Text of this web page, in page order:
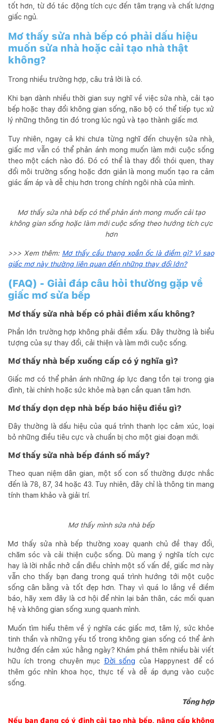
tốt hơn, từ đó tác động tích cực đến tâm trạng và chất lượng
giấc ngủ.
Mơ thấy sửa nhà bếp có phải dấu hiệu
muốn sửa nhà hoặc cải tạo nhà thật
không?
Trong nhiều trường hợp, câu trả lời là có.
Khi bạn dành nhiều thời gian suy nghĩ về việc sửa nhà, cải tạo
bếp hoặc thay đổi không gian sống, não bộ có thể tiếp tục xử
lý những thông tin đó trong lúc ngủ và tạo thành giấc mơ.
Tuy nhiên, ngay cả khi chưa từng nghĩ đến chuyện sửa nhà,
giấc mơ vẫn có thể phản ánh mong muốn làm mới cuộc sống
theo một cách nào đó. Đó có thể là thay đổi thói quen, thay
đổi môi trường sống hoặc đơn giản là mong muốn tạo ra cảm
giác ấm áp và dễ chịu hơn trong chính ngôi nhà của mình.
Mơ thấy sửa nhà bếp có thể phản ánh mong muốn cải tạo
không gian sống hoặc làm mới cuộc sống theo hướng tích cực
hơn
>>> Xem thêm: Mơ thấy cầu thang xoắn ốc là điềm gì? Vì sao
giấc mơ này thường liên quan đến những thay đổi lớn?
(FAQ) - Giải đáp câu hỏi thường gặp về
giấc mơ sửa bếp
Mơ thấy sửa nhà bếp có phải điềm xấu không?
Phần lớn trường hợp không phải điềm xấu. Đây thường là biểu
tượng của sự thay đổi, cải thiện và làm mới cuộc sống.
Mơ thấy nhà bếp xuống cấp có ý nghĩa gì?
Giấc mơ có thể phản ánh những áp lực đang tồn tại trong gia
đình, tài chính hoặc sức khỏe mà bạn cần quan tâm hơn.
Mơ thấy dọn dẹp nhà bếp báo hiệu điều gì?
Đây thường là dấu hiệu của quá trình thanh lọc cảm xúc, loại
bỏ những điều tiêu cực và chuẩn bị cho một giai đoạn mới.
Mơ thấy sửa nhà bếp đánh số mấy?
Theo quan niệm dân gian, một số con số thường được nhắc
đến là 78, 87, 34 hoặc 43. Tuy nhiên, đây chỉ là thông tin mang
tính tham khảo và giải trí.
Mơ thấy mình sửa nhà bếp
Mơ thấy sửa nhà bếp thường xoay quanh chủ đề thay đổi,
chăm sóc và cải thiện cuộc sống. Dù mang ý nghĩa tích cực
hay là lời nhắc nhở cần điều chỉnh một số vấn đề, giấc mơ này
vẫn cho thấy bạn đang trong quá trình hướng tới một cuộc
sống cân bằng và tốt đẹp hơn. Thay vì quá lo lắng về điềm
báo, hãy xem đây là cơ hội để nhìn lại bản thân, các mối quan
hệ và không gian sống xung quanh mình.
Muốn tìm hiểu thêm về ý nghĩa các giấc mơ, tâm lý, sức khỏe
tinh thần và những yếu tố trong không gian sống có thể ảnh
hưởng đến cảm xúc hằng ngày? Khám phá thêm nhiều bài viết
hữu ích trong chuyên mục Đời sống của Happynest để có
thêm góc nhìn khoa học, thực tế và dễ áp dụng vào cuộc
sống.
Tổng hợp
Nếu bạn đang có ý định cải tạo nhà bếp, nâng cấp không